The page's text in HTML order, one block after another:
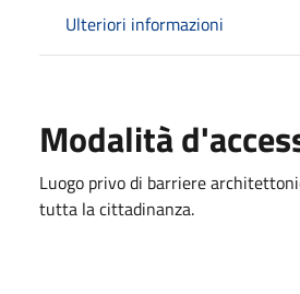
Ulteriori informazioni
Modalità
Luogo privo di barriere
tutta la cittadinanza.